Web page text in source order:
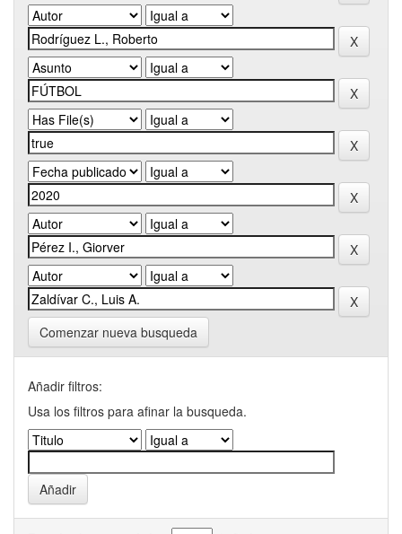
Comenzar nueva busqueda
Añadir filtros:
Usa los filtros para afinar la busqueda.